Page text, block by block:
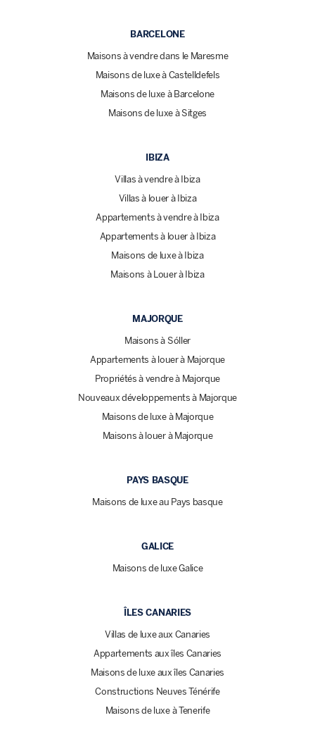
BARCELONE
Maisons à vendre dans le Maresme
Maisons de luxe à Castelldefels
Maisons de luxe à Barcelone
Maisons de luxe à Sitges
IBIZA
Villas à vendre à Ibiza
Villas à louer à Ibiza
Appartements à vendre à Ibiza
Appartements à louer à Ibiza
Maisons de luxe à Ibiza
Maisons à Louer à Ibiza
MAJORQUE
Maisons à Sóller
Appartements à louer à Majorque
Propriétés à vendre à Majorque
Nouveaux développements à Majorque
Maisons de luxe à Majorque
Maisons à louer à Majorque
PAYS BASQUE
Maisons de luxe au Pays basque
GALICE
Maisons de luxe Galice
ÎLES CANARIES
Villas de luxe aux Canaries
Appartements aux îles Canaries
Maisons de luxe aux îles Canaries
Constructions Neuves Ténérife
Maisons de luxe à Tenerife